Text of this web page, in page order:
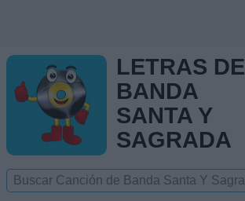
LETRAS DE
BANDA
SANTA Y
SAGRADA